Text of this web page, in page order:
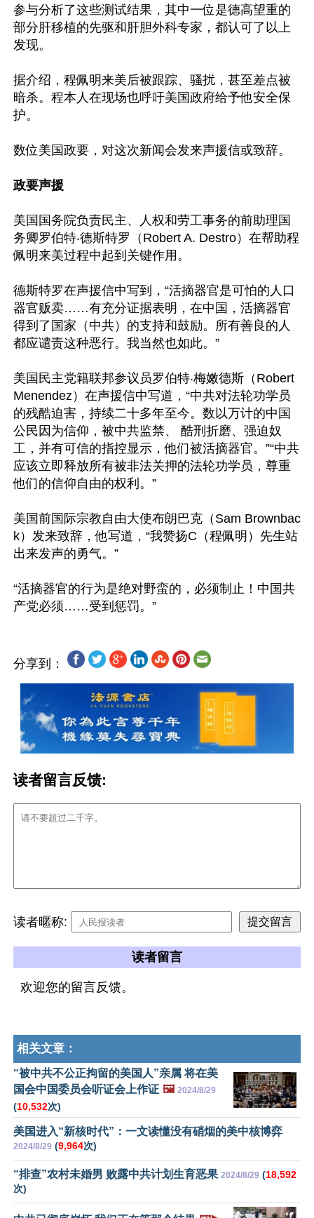
参与分析了这些测试结果，其中一位是德高望重的
部分肝移植的先驱和肝胆外科专家，都认可了以上
发现。
据介绍，程佩明来美后被跟踪、骚扰，甚至差点被
暗杀。程本人在现场也呼吁美国政府给予他安全保
护。
数位美国政要，对这次新闻会发来声援信或致辞。
政要声援
美国国务院负责民主、人权和劳工事务的前助理国
务卿罗伯特‧德斯特罗（Robert A. Destro）在帮助程
佩明来美过程中起到关键作用。
德斯特罗在声援信中写到，“活摘器官是可怕的人口
器官贩卖……有充分证据表明，在中国，活摘器官
得到了国家（中共）的支持和鼓励。所有善良的人
都应谴责这种恶行。我当然也如此。”
美国民主党籍联邦参议员罗伯特‧梅嫩德斯（Robert
Menendez）在声援信中写道，“中共对法轮功学员
的残酷迫害，持续二十多年至今。数以万计的中国
公民因为信仰，被中共监禁、 酷刑折磨、强迫奴
工，并有可信的指控显示，他们被活摘器官。”“中共
应该立即释放所有被非法关押的法轮功学员，尊重
他们的信仰自由的权利。”
美国前国际宗教自由大使布朗巴克（Sam Brownbac
k）发来致辞，他写道，“我赞扬C（程佩明）先生站
出来发声的勇气。”
“活摘器官的行为是绝对野蛮的，必须制止！中国共
分享到：
读者留言反馈:
读者暱称:
读者留言
欢迎您的留言反馈。
相关文章：
“被中共不公正拘留的美国人”亲属 将在美
国会中国委员会听证会上作证 🖼️ 2024/8/29
(10,532次)
美国进入“新核时代”：一文读懂没有硝烟的美中核博弈
2024/8/29 (9,964次)
“排查”农村未婚男 败露中共计划生育恶果 2024/8/29 (18,592
次)